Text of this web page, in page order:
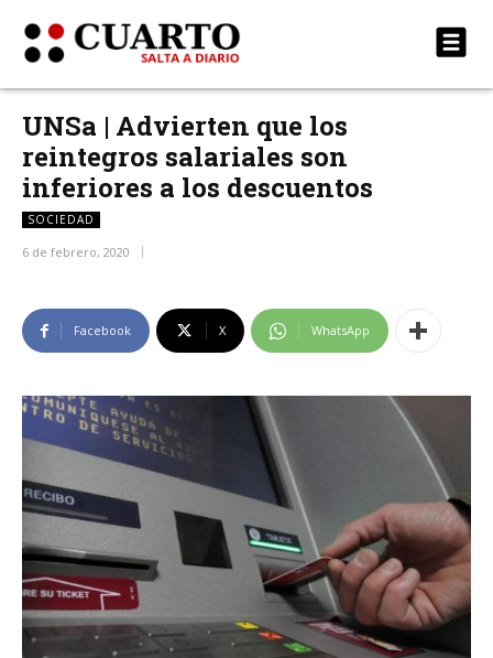
UNSa | Advierten que los
reintegros salariales son
inferiores a los descuentos
SOCIEDAD
6 de febrero, 2020
Facebook X WhatsApp